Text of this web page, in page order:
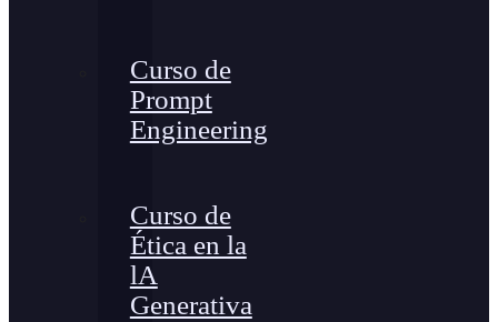
Curso de
Prompt
Engineering
Curso de
Ética en la
lA
Generativa